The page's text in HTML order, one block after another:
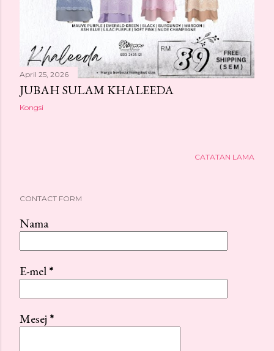
April 25, 2026
JUBAH SULAM KHALEEDA
Kongsi
CATATAN LAMA
CONTACT FORM
Nama
E-mel*
Mesej *